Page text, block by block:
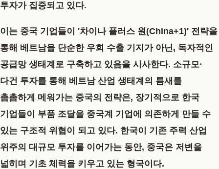
투자가 집중되고 있다.
이는 중국 기업들이 '차이나 플러스 원(China+1)' 전략을
통해 베트남을 단순한 우회 수출 기지가 아닌, 독자적인
공급망 생태계로 구축하고 있음을 시사한다. 소규모·
다건 투자를 통해 베트남 산업 생태계의 틈새를
촘촘하게 메워가는 중국의 전략은, 장기적으로 한국
기업들이 부품 조달을 중국계 기업에 의존하게 만들 수
있는 구조적 위협이 되고 있다. 한국이 기존 주력 산업
위주의 대규모 투자를 이어가는 동안, 중국은 저변을
넓히며 기초 체력을 키우고 있는 형국이다.